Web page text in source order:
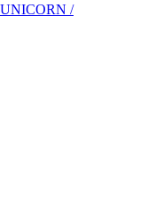
UNICORN /